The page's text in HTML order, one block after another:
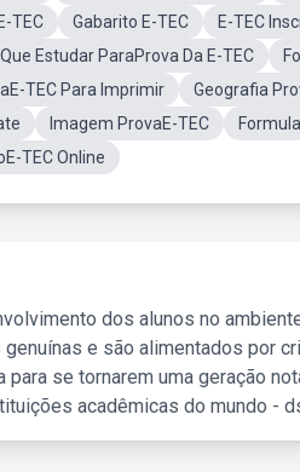
TEC Gabarito E-TEC E-TEC
Estudar ParaProva Da E-TEC
TEC Para Imprimir
Geografia
Imagem ProvaE-TEC
TEC Online
dos alunos no
e são alimentados por
se tornarem uma geração
acadêmicas do mundo -